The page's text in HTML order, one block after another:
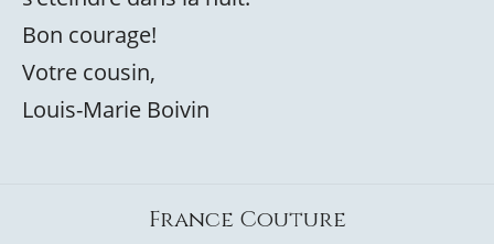
Bon courage!
Votre cousin,
Louis-Marie Boivin
France Couture